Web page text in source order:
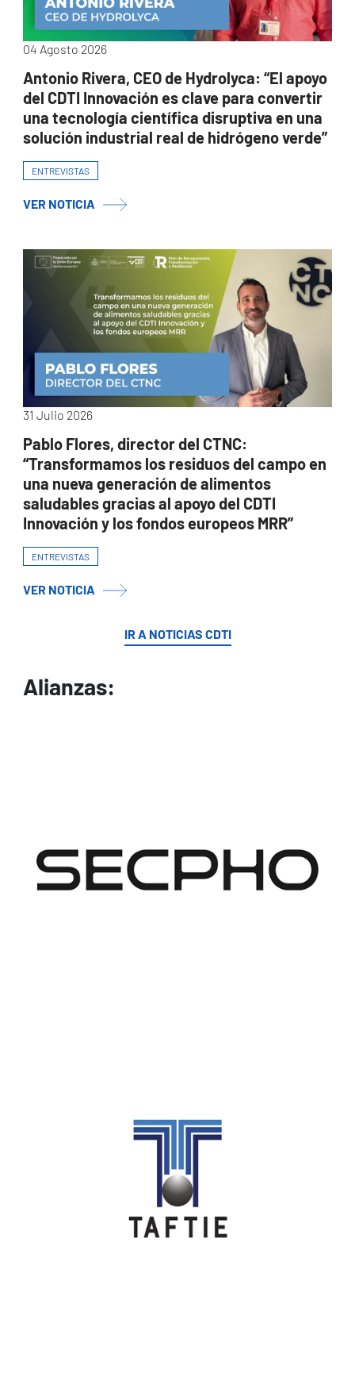
04 Agosto 2026
Antonio Rivera, CEO de Hydrolyca: “El apoyo
del CDTI Innovación es clave para convertir
una tecnología científica disruptiva en una
solución industrial real de hidrógeno verde”
ENTREVISTAS
VER NOTICIA
31 Julio 2026
Pablo Flores, director del CTNC:
“Transformamos los residuos del campo en
una nueva generación de alimentos
saludables gracias al apoyo del CDTI
Innovación y los fondos europeos MRR”
ENTREVISTAS
VER NOTICIA
IR A NOTICIAS CDTI
Alianzas: